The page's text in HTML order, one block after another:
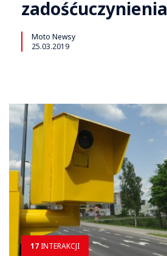
zadośćuczynienia
Moto Newsy
25.03.2019
17 INTERAKCJI